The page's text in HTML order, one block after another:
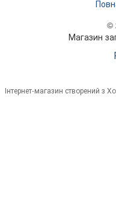
©
Магазин
Інтернет-магазин створений з